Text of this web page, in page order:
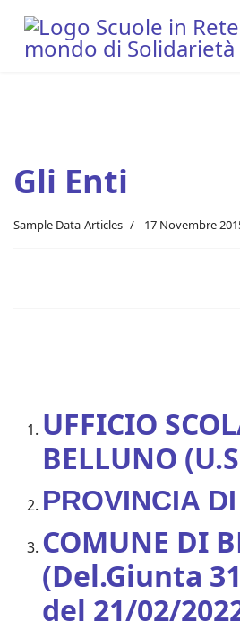
Gli Enti
Sample Data-Articles 17 Novembre
UFFICIO
BELLUNO
PROVINCIA
COMUNE DI
(Del.Giunta 31
del 21/02/